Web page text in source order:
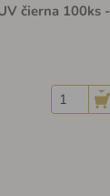
čierna 100ks -